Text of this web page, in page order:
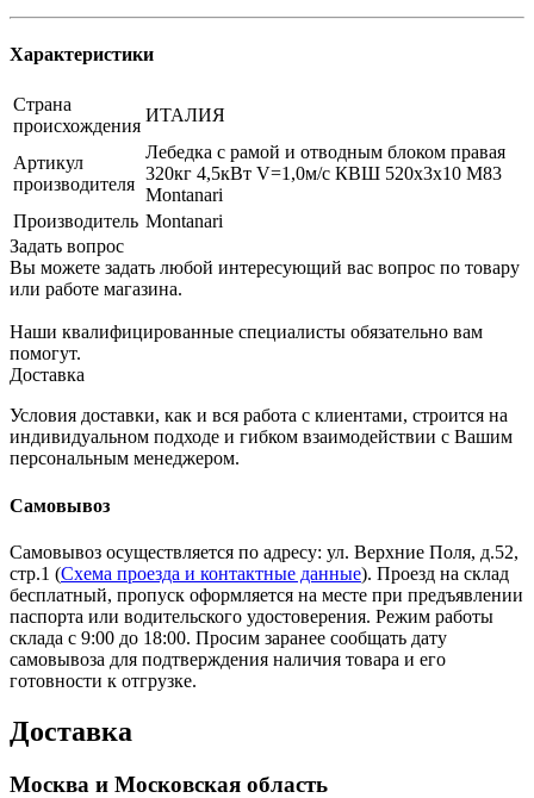
Характеристики
Страна
происхождения
ИТАЛИЯ
Артикул
производителя
Лебедка с рамой и отводным блоком правая
320кг 4,5кВт V=1,0м/с КВШ 520х3х10 M83
Montanari
Производитель Montanari
Задать вопрос
Вы можете задать любой интересующий вас вопрос по товару
или работе магазина.
Наши квалифицированные специалисты обязательно вам
помогут.
Доставка
Условия доставки, как и вся работа с клиентами, строится на
индивидуальном подходе и гибком взаимодействии с Вашим
персональным менеджером.
Самовывоз
Самовывоз осуществляется по адресу: ул. Верхние Поля, д.52,
стр.1 (Схема проезда и контактные данные). Проезд на склад
бесплатный, пропуск оформляется на месте при предъявлении
паспорта или водительского удостоверения. Режим работы
склада с 9:00 до 18:00. Просим заранее сообщать дату
самовывоза для подтверждения наличия товара и его
готовности к отгрузке.
Доставка
Москва и Московская область